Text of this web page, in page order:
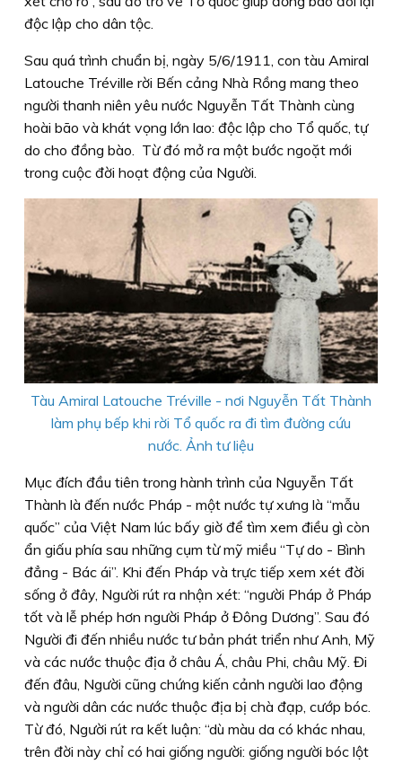
độc lập cho dân tộc.
Sau quá trình chuẩn bị, ngày 5/6/1911, con tàu Amiral
Latouche Tréville rời Bến cảng Nhà Rồng mang theo
người thanh niên yêu nước Nguyễn Tất Thành cùng
hoài bão và khát vọng lớn lao: độc lập cho Tổ quốc, tự
do cho đồng bào. Từ đó mở ra một bước ngoặt mới
trong cuộc đời hoạt động của Người.
Tàu Amiral Latouche Tréville - nơi Nguyễn Tất Thành
làm phụ bếp khi rời Tổ quốc ra đi tìm đường cứu
nước. Ảnh tư liệu
Mục đích đầu tiên trong hành trình của Nguyễn Tất
Thành là đến nước Pháp - một nước tự xưng là “mẫu
quốc” của Việt Nam lúc bấy giờ để tìm xem điều gì còn
ẩn giấu phía sau những cụm từ mỹ miều “Tự do - Bình
đẳng - Bác ái”. Khi đến Pháp và trực tiếp xem xét đời
sống ở đây, Người rút ra nhận xét: “người Pháp ở Pháp
tốt và lễ phép hơn người Pháp ở Đông Dương”. Sau đó
Người đi đến nhiều nước tư bản phát triển như Anh, Mỹ
và các nước thuộc địa ở châu Á, châu Phi, châu Mỹ. Đi
đến đâu, Người cũng chứng kiến cảnh người lao động
và người dân các nước thuộc địa bị chà đạp, cướp bóc.
Từ đó, Người rút ra kết luận: “dù màu da có khác nhau,
trên đời này chỉ có hai giống người: giống người bóc lột